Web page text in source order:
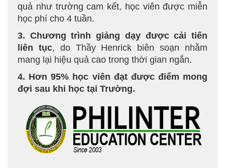
quả như trường cam kết, học viên được miễn
học phí cho 4 tuần.
3. Chương trình giảng dạy được cải tiến
liên tục, do Thầy Henrick biên soạn nhằm
mang lại hiệu quả cao trong thời gian ngắn.
4. Hơn 95% học viên đạt được điểm mong
đợi sau khi học tại Trường.